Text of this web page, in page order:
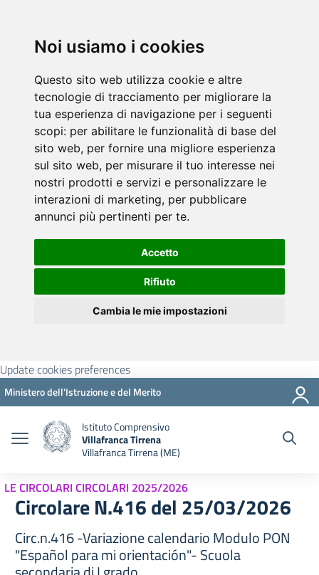
Noi usiamo i cookies
Questo sito web utilizza cookie e altre
tecnologie di tracciamento per migliorare la
tua esperienza di navigazione per i seguenti
scopi: per abilitare le funzionalità di base del
sito web, per fornire una migliore esperienza
sul sito web, per misurare il tuo interesse nei
nostri prodotti e servizi e personalizzare le
interazioni di marketing, per pubblicare
annunci più pertinenti per te.
Accetto
Rifiuto
Cambia le mie impostazioni
Update cookies preferences
Ministero dell'Istruzione e del Merito
Istituto Comprensivo
Villafranca Tirrena
Villafranca Tirrena (ME)
LE CIRCOLARI CIRCOLARI 2025/2026
Circolare N.416 del 25/03/2026
Circ.n.416 -Variazione calendario Modulo PON
"Español para mi orientación"- Scuola